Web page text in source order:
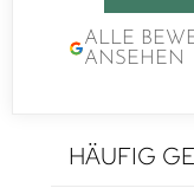
ALLE
ANSEHEN
HÄUFIG